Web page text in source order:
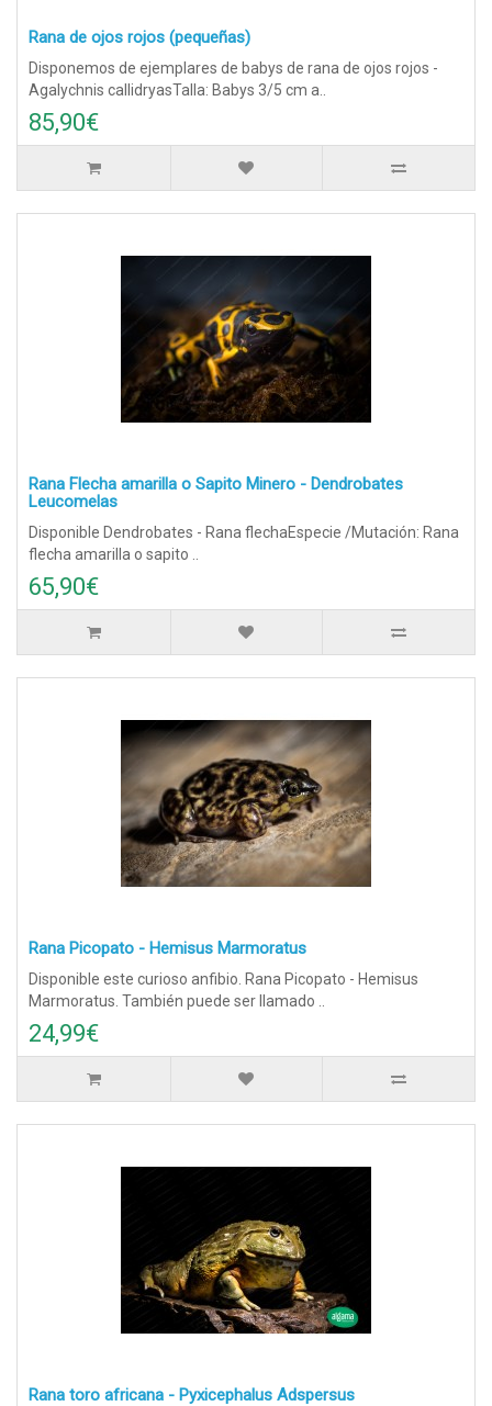
Rana de ojos rojos (pequeñas)
Disponemos de ejemplares de babys de rana de ojos rojos -
Agalychnis callidryasTalla: Babys 3/5 cm a..
85,90€
Rana Flecha amarilla o Sapito Minero - Dendrobates
Leucomelas
Disponible Dendrobates - Rana flechaEspecie /Mutación: Rana
flecha amarilla o sapito ..
65,90€
Rana Picopato - Hemisus Marmoratus
Disponible este curioso anfibio. Rana Picopato - Hemisus
Marmoratus. También puede ser llamado ..
24,99€
Rana toro africana - Pyxicephalus Adspersus